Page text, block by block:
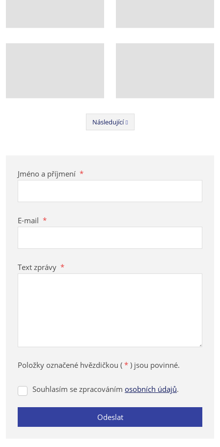
Předchozí
Následující
Jméno a příjmení *
E-mail *
Text zprávy *
Položky označené hvězdičkou ( * ) jsou povinné.
Souhlasím
Souhlasím se zpracováním osobních údajů.
Odeslat